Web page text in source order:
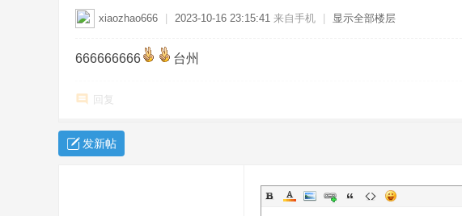
xiaozhao666 2023-10-16 23:15:41 来自手机 显示全部楼层
666666666 台州
回复
发新帖